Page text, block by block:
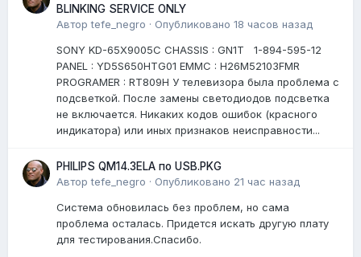
BLINKING SERVICE ONLY
Авторtefe_negro · Опубликовано 18 часов назад
SONY KD-65X9005C CHASSIS : GN1T 1-894-595-12
PANEL : YD5S650HTG01 EMMC : H26M52103FMR
PROGRAMER : RT809H У телевизора была проблема с
подсветкой. После замены светодиодов подсветка
не включается. Никаких кодов ошибок (красного
индикатора) или иных признаков неисправности...
PHILIPS QM14.3ELA по USB.PKG
Авторtefe_negro · Опубликовано 21 час назад
Система обновилась без проблем, но сама
проблема осталась. Придется искать другую плату
для тестирования.Спасибо.